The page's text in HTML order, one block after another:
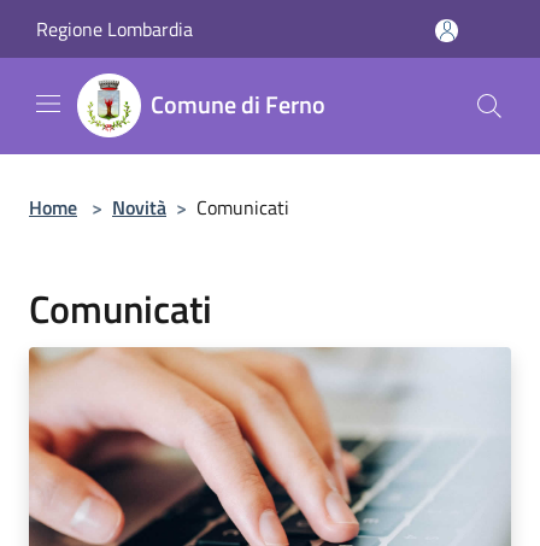
Regione Lombardia
Comune di Ferno
Home > Novità > Comunicati
Comunicati